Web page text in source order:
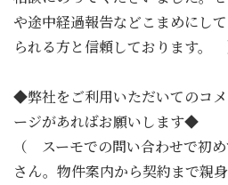
や途中経過報告などこまめにし
られる方と信頼しております。
◆弊社をご利用いただいてのコ
ージがあればお願いします◆
（ スーモでの問い合わせで初
さん。物件案内から契約まで親